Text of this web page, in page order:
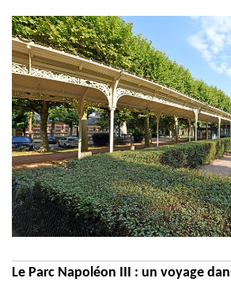
Le Parc Napoléon III : un voyage